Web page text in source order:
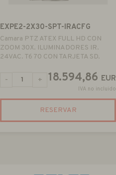
EXPE2-2X30-SPT-IRACFG
Camara PTZ ATEX FULL HD CON
ZOOM 30X. ILUMINADORES IR.
24VAC. T6 70 CON TARJETA SD.
18.594,86 EUR
IVA no incluido
- +
RESERVAR